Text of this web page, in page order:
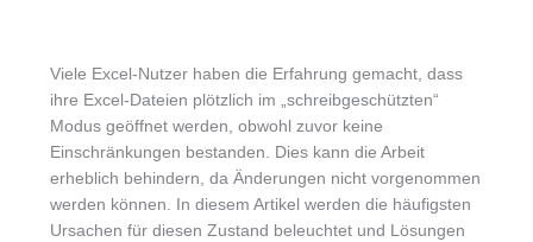
Viele Excel-Nutzer haben die Erfahrung gemacht, dass
ihre Excel-Dateien plötzlich im „schreibgeschützten“
Modus geöffnet werden, obwohl zuvor keine
Einschränkungen bestanden. Dies kann die Arbeit
erheblich behindern, da Änderungen nicht vorgenommen
werden können. In diesem Artikel werden die häufigsten
Ursachen für diesen Zustand beleuchtet und Lösungen